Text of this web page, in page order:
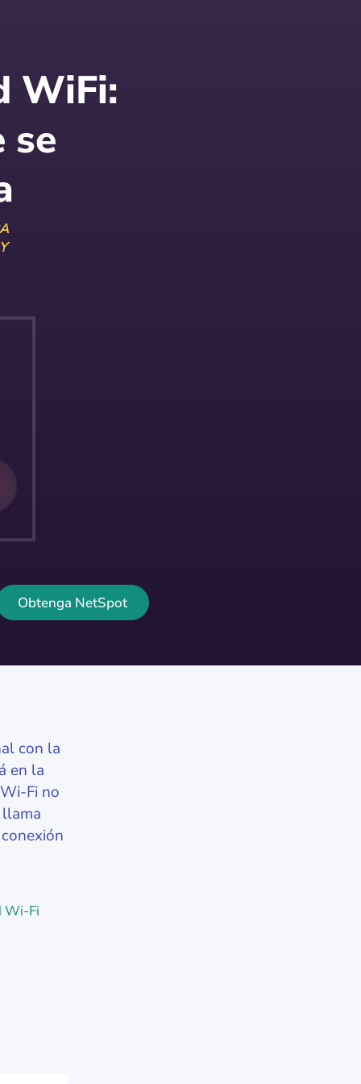
WiFi:
se
Obtenga NetSpot
con la
en la
Fi no
Wi-Fi